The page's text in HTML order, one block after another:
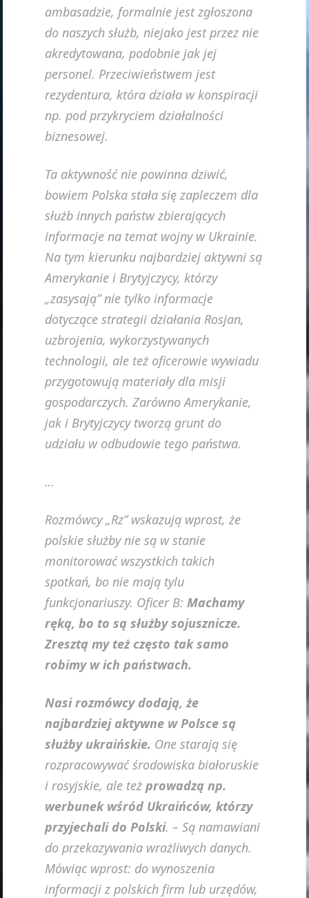
ambasadzie, formalnie jest zgłoszona
do naszych służb, niejako jest przez nie
akredytowana, podobnie jak jej
personel. Przeciwieństwem jest
rezydentura, która działa w konspiracji
np. pod przykryciem działalności
biznesowej.
Ta aktywność nie powinna dziwić,
bowiem Polska stała się zapleczem dla
służb innych państw zbierających
informacje na temat wojny w Ukrainie.
Na tym kierunku najbardziej aktywni są
Amerykanie i Brytyjczycy, którzy
„zasysają” nie tylko informacje
dotyczące strategii działania Rosjan,
uzbrojenia, wykorzystywanych
technologii, ale też oficerowie wywiadu
przygotowują materiały dla misji
gospodarczych. Zarówno Amerykanie,
jak i Brytyjczycy tworzą grunt do
udziału w odbudowie tego państwa.
…
Rozmówcy „Rz” wskazują wprost, że
polskie służby nie są w stanie
monitorować wszystkich takich
spotkań, bo nie mają tylu
funkcjonariuszy. Oficer B: Machamy
ręką, bo to są służby sojusznicze.
Zresztą my też często tak samo
robimy w ich państwach.
Nasi rozmówcy dodają, że
najbardziej aktywne w Polsce są
służby ukraińskie. One starają się
rozpracowywać środowiska białoruskie
i rosyjskie, ale teżprowadzą np.
werbunek wśród Ukraińców, którzy
przyjechali do Polski. – Są namawiani
do przekazywania wrażliwych danych.
Mówiąc wprost: do wynoszenia
informacji z polskich firm lub urzędów,